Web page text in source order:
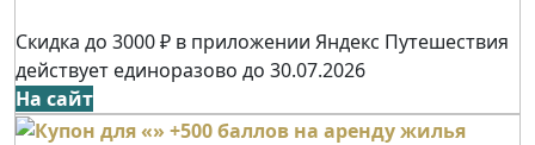
Скидка до 3000 ₽ в приложении Яндекс Путешествия
действует единоразово до 30.07.2026
На сайт